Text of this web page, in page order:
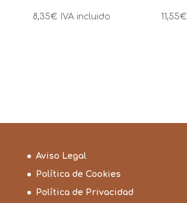
8,35€ IVA incluido 11,55€
Aviso Legal
Política de Cookies
Política de Privacidad